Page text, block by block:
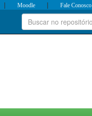
| Moodle | Fale Conosco